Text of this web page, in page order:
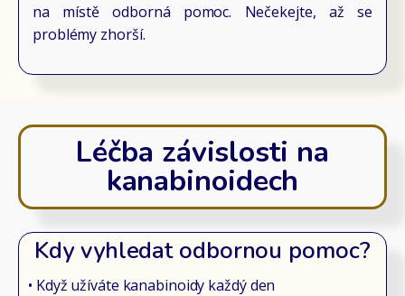
na místě odborná pomoc. Nečekejte, až se
problémy zhorší.
Léčba závislosti na
kanabinoidech
Kdy vyhledat odbornou pomoc?
• Když užíváte kanabinoidy každý den